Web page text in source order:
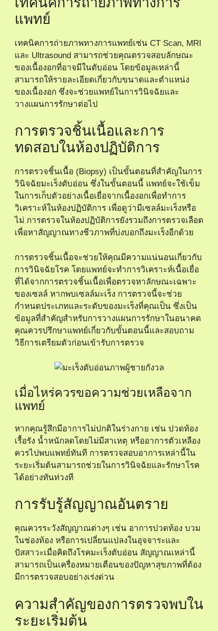
แพทย์
เทคนิคการถ่ายภาพทางการแพทย์เช่น CT Scan, MRI
และ Ultrasound สามารถช่วยคุณตรวจสอบลักษณะ
ของเนื้องอกที่อาจมีในตับอ่อน โดยข้อมูลเหล่านี้
สามารถให้รายละเอียดเกี่ยวกับขนาดและตำแหน่ง
ของเนื้องอก ซึ่งจะช่วยแพทย์ในการวินิจฉัยและ
วางแผนการรักษาต่อไป
การตรวจชิ้นเนื้อและการ
ทดสอบในห้องปฏิบัติการ
การตรวจชิ้นเนื้อ (Biopsy) เป็นขั้นตอนที่สำคัญในการ
วินิจฉัยมะเร็งตับอ่อน ซึ่งในขั้นตอนนี้ แพทย์จะใช้เข็ม
ในการเก็บตัวอย่างเนื้อเยื่อจากเนื้องอกเพื่อทำการ
วิเคราะห์ในห้องปฏิบัติการ เพื่อดูว่ามีเซลล์มะเร็งหรือ
ไม่ การตรวจในห้องปฏิบัติการยังรวมถึงการตรวจเลือด
เพื่อหาสัญญาณทางชีวภาพที่บ่งบอกถึงมะเร็งอีกด้วย
การตรวจชิ้นเนื้อจะช่วยให้คุณมีความแน่นอนเกี่ยวกับ
การวินิจฉัยโรค โดยแพทย์จะทำการวิเคราะห์เนื้อเยื่อ
ที่ได้จากการตรวจชิ้นเนื้อเพื่อตรวจหาลักษณะเฉพาะ
ของเซลล์ หากพบเซลล์มะเร็ง การตรวจนี้จะช่วย
กำหนดประเภทและระดับของมะเร็งที่คุณเป็น ซึ่งเป็น
ข้อมูลที่สำคัญสำหรับการวางแผนการรักษาในอนาคต
คุณควรปรึกษาแพทย์เกี่ยวกับขั้นตอนนี้และสอบถาม
วิธีการเตรียมตัวก่อนเข้ารับการตรวจ
เมื่อไหร่ควรขอความช่วยเหลือจาก
แพทย์
หากคุณรู้สึกมีอาการไม่ปกติในร่างกาย เช่น ปวดท้อง
เรื้อรัง น้ำหนักลดโดยไม่มีสาเหตุ หรืออาการตัวเหลือง
ควรไปพบแพทย์ทันที การตรวจสอบอาการเหล่านี้ใน
ระยะเริ่มต้นสามารถช่วยในการวินิจฉัยและรักษาโรค
ได้อย่างทันท่วงที
การรับรู้สัญญาณอันตราย
คุณควรระวังสัญญาณต่างๆ เช่น อาการปวดท้อง บวม
ในช่องท้อง หรือการเปลี่ยนแปลงในอุจจาระและ
ปัสสาวะเมื่อคิดถึงโรคมะเร็งตับอ่อน สัญญาณเหล่านี้
สามารถเป็นเครื่องหมายเตือนของปัญหาสุขภาพที่ต้อง
มีการตรวจสอบอย่างเร่งด่วน
ความสำคัญของการตรวจพบใน
ระยะเริ่มต้น